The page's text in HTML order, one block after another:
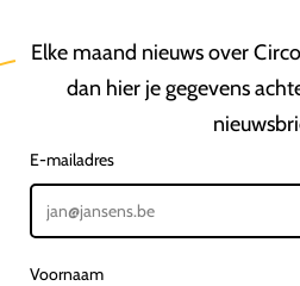
Elke maand nieuws over
dan hier je gegevens
E-mailadres
Voornaam